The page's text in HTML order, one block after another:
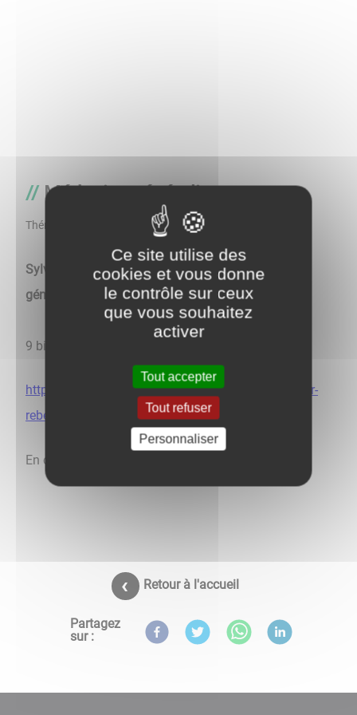
Médecins généralistes
Thématique
Sylvie CORAZZA et Ariane REBELO - Médecins
généralistes
9 bis Chemin des Archiens - Tél. 03.86.98.20.95
https://docteur-corazza.sante.pro/-
https://docteur-
rebelo.sante.pro/
En cas d'urgence, veuillez contacter le 15.
Retour à l'accueil
Partagez
sur :
Ce site utilise des
cookies et vous donne
le contrôle sur ceux
que vous souhaitez
activer
Tout accepter
Tout refuser
Personnaliser